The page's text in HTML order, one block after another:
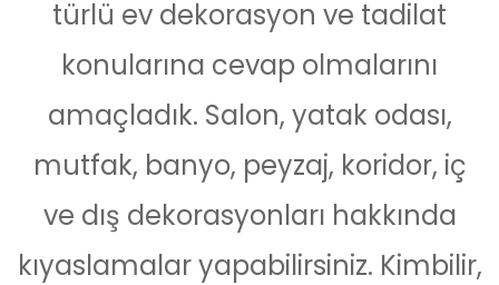
türlü ev dekorasyon ve tadilat
konularına cevap olmalarını
amaçladık. Salon, yatak odası,
mutfak, banyo, peyzaj, koridor, iç
ve dış dekorasyonları hakkında
kıyaslamalar yapabilirsiniz. Kimbilir,